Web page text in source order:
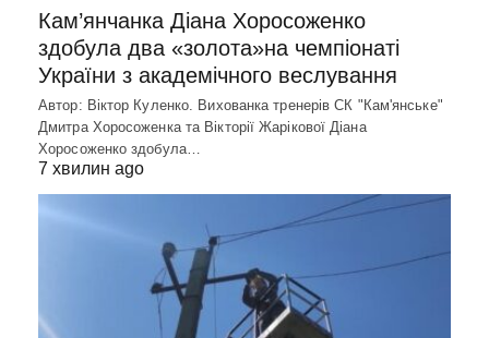
Кам’янчанка Діана Хоросоженко
здобула два «золота»на чемпіонаті
України з академічного веслування
Автор: Віктор Куленко. Вихованка тренерів СК "Кам'янське"
Дмитра Хоросоженка та Вікторії Жарікової Діана
Хоросоженко здобула…
7 хвилин ago